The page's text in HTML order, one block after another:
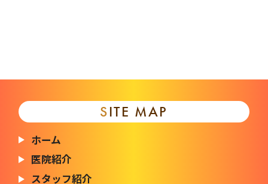
SITE MAP
ホーム
医院紹介
スタッフ紹介